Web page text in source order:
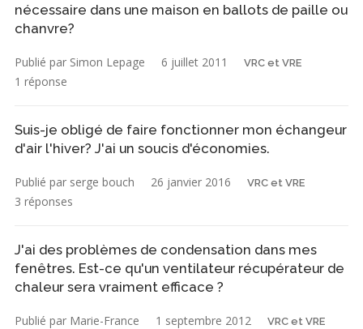
nécessaire dans une maison en ballots de paille ou
chanvre?
Publié par Simon Lepage 6 juillet 2011 VRC et VRE
1 réponse
Suis-je obligé de faire fonctionner mon échangeur
d'air l'hiver? J'ai un soucis d'économies.
Publié par serge bouch 26 janvier 2016 VRC et VRE
3 réponses
J'ai des problèmes de condensation dans mes
fenêtres. Est-ce qu'un ventilateur récupérateur de
chaleur sera vraiment efficace ?
Publié par Marie-France 1 septembre 2012 VRC et VRE